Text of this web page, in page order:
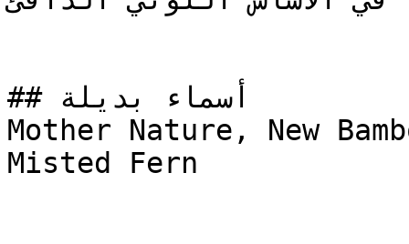
## أسماء بديلة
Mother Nature, New
Misted Fern